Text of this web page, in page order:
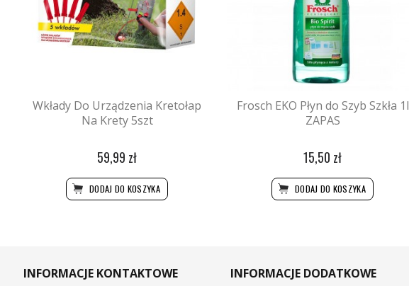
Wkłady Do Urządzenia Kretołap
Na Krety 5szt
59,99 zł
DODAJ DO KOSZYKA
Frosch EKO Płyn do Szyb Szkła 1l
ZAPAS
15,50 zł
DODAJ DO KOSZYKA
INFORMACJE KONTAKTOWE INFORMACJE DODATKOWE